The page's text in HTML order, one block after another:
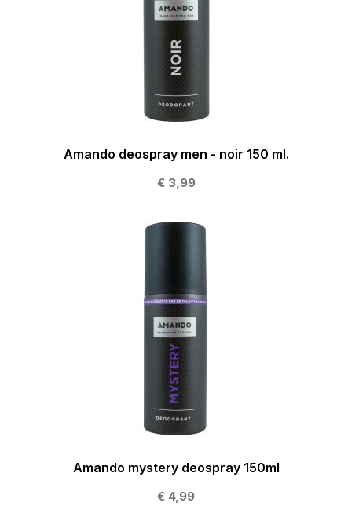
Amando deospray men - noir 150 ml.
€ 3,99
Amando mystery deospray 150ml
€ 4,99